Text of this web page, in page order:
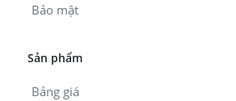
Bảo mật
Sản phẩm
Bảng giá